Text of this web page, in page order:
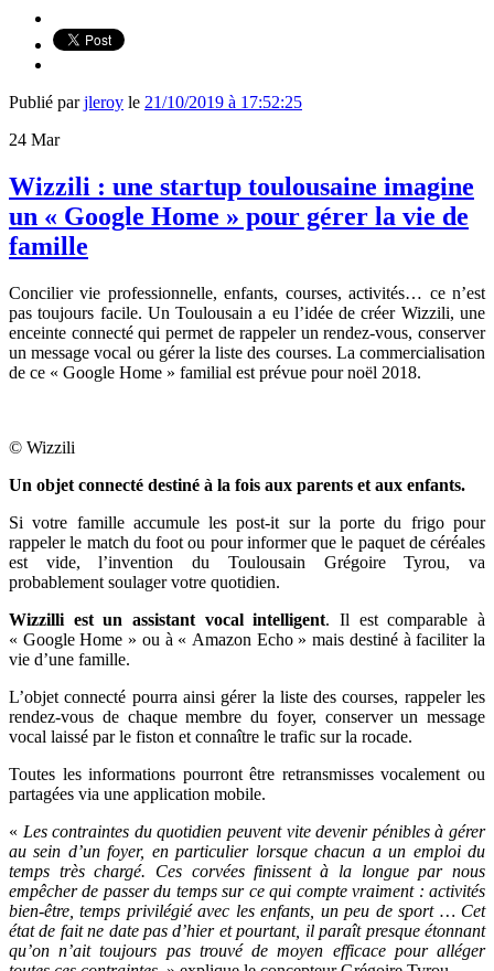
Publié parjleroy le 21/10/2019 à 17:52:25
24 Mar
Wizzili : une startup toulousaine imagine
un « Google Home » pour gérer la vie de
famille
Concilier vie professionnelle, enfants, courses, activités… ce n’est
pas toujours facile. Un Toulousain a eu l’idée de créer Wizzili, une
enceinte connecté qui permet de rappeler un rendez-vous, conserver
un message vocal ou gérer la liste des courses. La commercialisation
de ce « Google Home » familial est prévue pour noël 2018.
© Wizzili
Un objet connecté destiné à la fois aux parents et aux enfants.
Si votre famille accumule lespost-it sur la porte du frigo pour
rappeler le match du foot ou pour informer que le paquet de céréales
est vide, l’invention du Toulousain Grégoire Tyrou, va
probablement soulager votre quotidien.
Wizzilli est un assistant vocal intelligent. Il est comparable à
« Google Home » ou à « Amazon Echo » mais destiné à faciliter la
vie d’une famille.
L’objet connecté pourra ainsi gérer la liste des courses, rappeler les
rendez-vous de chaque membre du foyer, conserver un message
vocal laissé par le fiston et connaître le trafic sur la rocade.
Toutes les informations pourront être retransmisses vocalement ou
partagées via une application mobile.
« Les contraintes du quotidien peuvent vite devenir pénibles à gérer
au sein d’un foyer, en particulier lorsque chacun a un emploi du
temps très chargé. Ces corvées finissent à la longue par nous
empêcher de passer du temps sur ce qui compte vraiment : activités
bien-être, temps privilégié avec les enfants, un peu de sport … Cet
état de fait ne date pas d’hier et pourtant, il paraît presque étonnant
qu’on n’ait toujours pas trouvé de moyen efficace pour alléger